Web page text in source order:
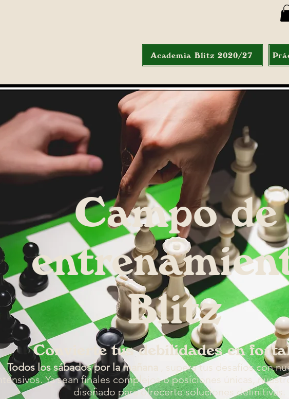
Academia Blitz 2020/27
Campo de
Blitz
Convierte tus debilidades en
Todos los sábados por la mañana , supera tus desafíos con
intensivos. Ya sean finales complejos o posiciones únicas,
diseñado para ofrecerte soluciones definitivas.